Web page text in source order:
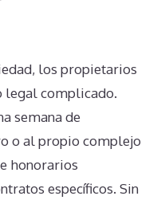
los propietarios
legal complicado.
semana de
o al propio complejo
honorarios
específicos. Sin